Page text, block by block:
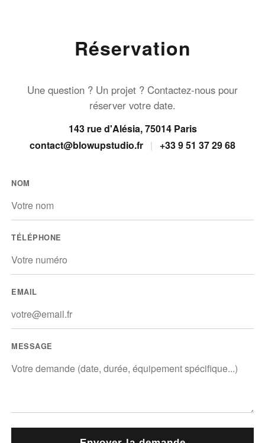
Réservation
Une question ? Un projet ? Contactez-nous pour
réserver votre date.
143 rue d'Alésia, 75014 Paris
contact@blowupstudio.fr | +33 9 51 37 29 68
NOM
TÉLÉPHONE
EMAIL
MESSAGE